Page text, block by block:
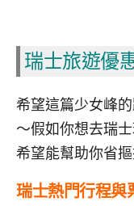
瑞士旅遊優
希望這篇少女峰
～假如你想去瑞
希望能幫助你省
瑞士熱門行程與